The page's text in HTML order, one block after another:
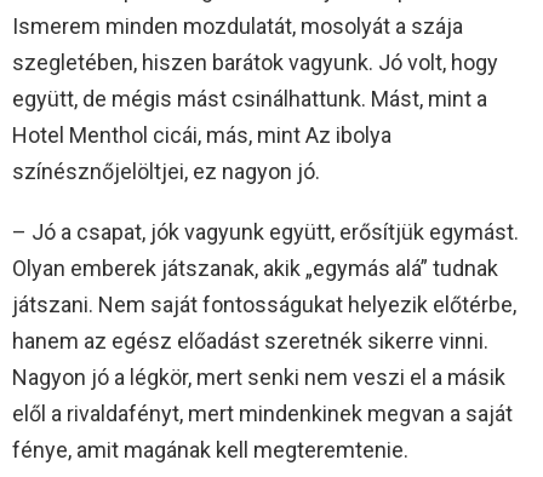
Ismerem minden mozdulatát, mosolyát a szája
szegletében, hiszen barátok vagyunk. Jó volt, hogy
együtt, de mégis mást csinálhattunk. Mást, mint a
Hotel Menthol cicái, más, mint Az ibolya
színésznőjelöltjei, ez nagyon jó.
– Jó a csapat, jók vagyunk együtt, erősítjük egymást.
Olyan emberek játszanak, akik „egymás alá” tudnak
játszani. Nem saját fontosságukat helyezik előtérbe,
hanem az egész előadást szeretnék sikerre vinni.
Nagyon jó a légkör, mert senki nem veszi el a másik
elől a rivaldafényt, mert mindenkinek megvan a saját
fénye, amit magának kell megteremtenie.